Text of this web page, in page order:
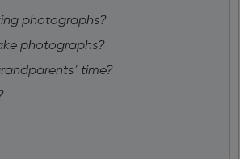
photographs?
photographs?
time?